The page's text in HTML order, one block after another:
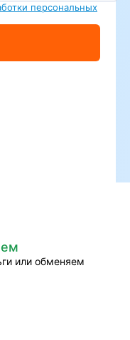
персональных
или обменяем